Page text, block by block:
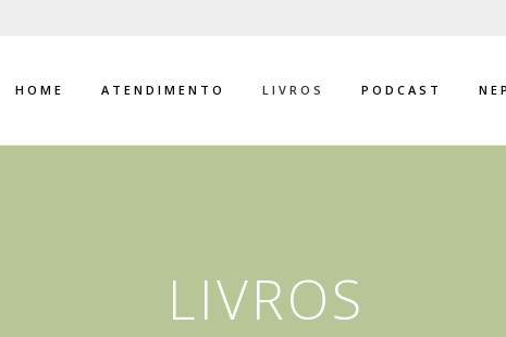
HOME ATENDIMENTO LIVROS PODCAST
LIVROS